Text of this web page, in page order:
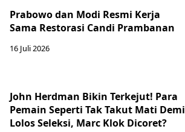
Prabowo dan Modi Resmi Kerja
Sama Restorasi Candi Prambanan
16 Juli 2026
John Herdman Bikin Terkejut! Para
Pemain Seperti Tak Takut Mati Demi
Lolos Seleksi, Marc Klok Dicoret?